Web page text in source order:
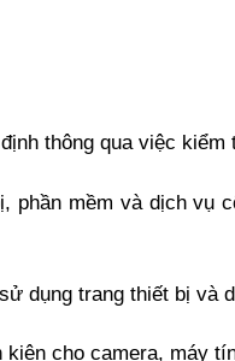
thông qua việc kiểm
phần mềm và dịch vụ
dụng trang thiết bị và
cho camera, máy